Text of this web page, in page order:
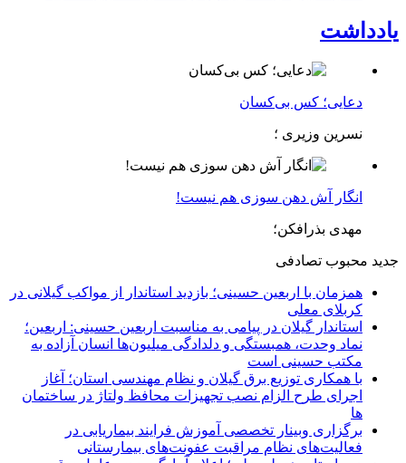
یادداشت
دعایی؛ کس بی‌کسان
نسرین وزیری ؛
انگار آش دهن سوزی هم نیست!
مهدی بذرافکن؛
جدید محبوب تصادفی
همزمان با اربعین حسینی؛ بازدید استاندار از مواکب گیلانی در
کربلای معلی
استاندار گیلان در پیامی به مناسبت اربعین حسینی: اربعین؛
نماد وحدت، همبستگی و دلدادگی میلیون‌ها انسان آزاده به
مکتب حسینی است
با همکاری توزیع برق گیلان و نظام مهندسی استان؛ آغاز
اجرای طرح الزام نصب تجهیزات محافظ ولتاژ در ساختمان
ها
برگزاری وبینار تخصصی آموزش فرایند بیماریابی در
فعالیت‌های نظام مراقبت عفونت‌های بیمارستانی